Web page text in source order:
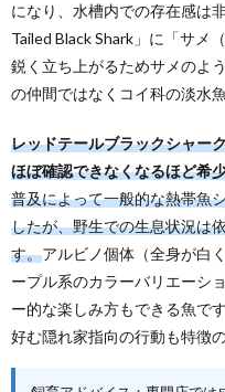
になり、水槽内での存在感は
Tailed Black Shark」に「サメ
鋭く立ち上がるためサメのよ
の仲間ではなくコイ科の淡水魚
レッドテールブラックシャー
ほぼ確認できなくなるほど希
普及によって一般的な熱帯魚
したが、野生での生息状況は
す。アルビノ個体（全身が白
ープル系のカラーバリエーシ
ー的な楽しみ方もできる魚で
好む隠れ家指向の行動も特徴